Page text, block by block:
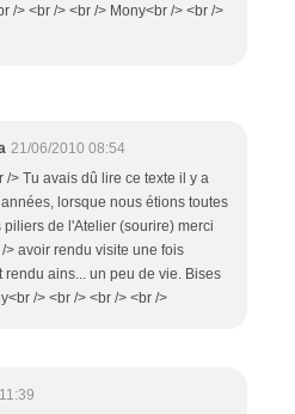
/> <br /> <br /> Mony<br /> <br />
21/06/2010 08:54
/> Tu avais dû lire ce texte il y a
lorsque nous étions toutes
piliers de l'Atelier (sourire) merci
> avoir rendu visite une fois
rendu ains... un peu de vie. Bises
/> <br /> <br /> <br />